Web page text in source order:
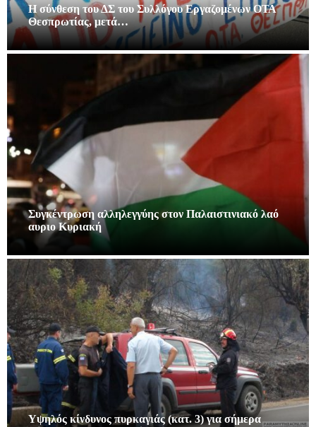
Η σύνθεση του ΔΣ του Συλλόγου Εργαζομένων ΟΤΑ
Θεσπρωτίας, μετά…
Συγκέντρωση αλληλεγγύης στον Παλαιστινιακό λαό
αυριο Κυριακή
Υψηλός κίνδυνος πυρκαγιάς (κατ. 3) για σήμερα